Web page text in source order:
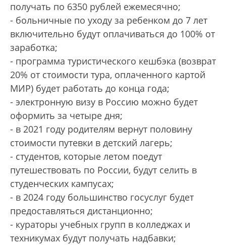
получать по 6350 рублей ежемесячно;
- больничные по уходу за ребенком до 7 лет
включительно будут оплачиваться до 100% от
заработка;
- программа туристического кешбэка (возврат
20% от стоимости тура, оплаченного картой
МИР) будет работать до конца года;
- электронную визу в Россию можно будет
оформить за четыре дня;
- в 2021 году родителям вернут половину
стоимости путевки в детский лагерь;
- студентов, которые летом поедут
путешествовать по России, будут селить в
студенческих кампусах;
- в 2024 году большинство госуслуг будет
предоставляться дистанционно;
- кураторы учебных групп в колледжах и
техникумах будут получать надбавки;